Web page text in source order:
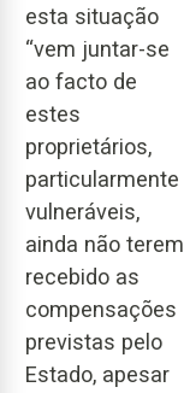
esta situação
“vem juntar-se
ao facto de
estes
proprietários,
particularmente
vulneráveis,
ainda não terem
recebido as
compensações
previstas pelo
Estado, apesar